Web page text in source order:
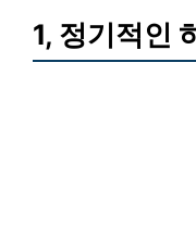
1, 정기적인